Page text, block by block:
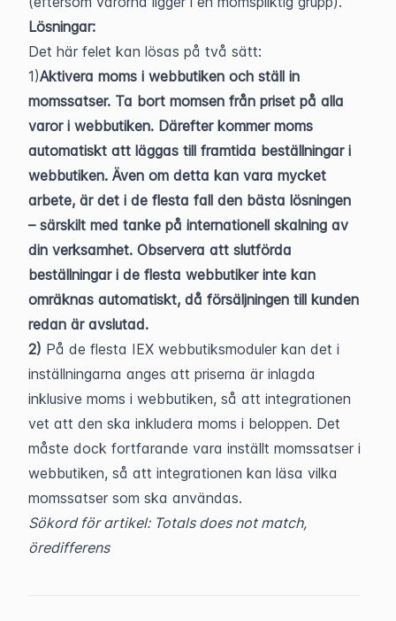
Lösningar:
Det här felet kan lösas på två sätt:
1)Aktivera moms i webbutiken och ställ in
momssatser. Ta bort momsen från priset på alla
varor i webbutiken. Därefter kommer moms
automatiskt att läggas till framtida beställningar i
webbutiken. Även om detta kan vara mycket
arbete, är det i de flesta fall den bästa lösningen
– särskilt med tanke på internationell skalning av
din verksamhet. Observera att slutförda
beställningar i de flesta webbutiker inte kan
omräknas automatiskt, då försäljningen till kunden
redan är avslutad.
2) På de flesta IEX webbutiksmoduler kan det i
inställningarna anges att priserna är inlagda
inklusive moms i webbutiken, så att integrationen
vet att den ska inkludera moms i beloppen. Det
måste dock fortfarande vara inställt momssatser i
webbutiken, så att integrationen kan läsa vilka
momssatser som ska användas.
Sökord för artikel: Totals does not match,
öredifferens